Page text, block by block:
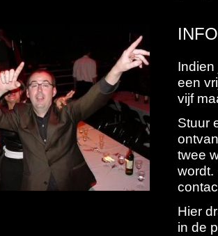
een
vijf
Stuur
twee
wordt.
Hier
in de